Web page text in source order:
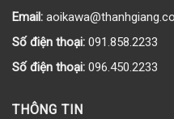
Email:
Số điện thoại: 091.858.2233
Số điện thoại: 096.450.2233
THÔNG TIN